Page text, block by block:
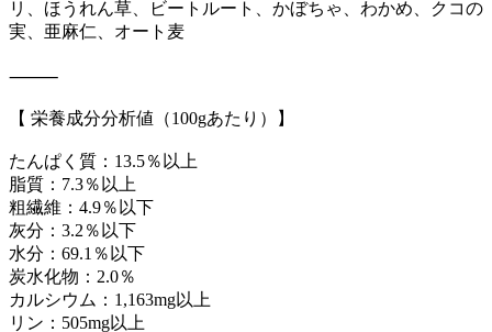
リ、ほうれん草、ビートルート、かぼちゃ、わかめ、クコの
実、亜麻仁、オート麦
⸻
【 栄養成分分析値（100gあたり）】
たんぱく質：13.5％以上
脂質：7.3％以上
粗繊維：4.9％以下
灰分：3.2％以下
水分：69.1％以下
炭水化物：2.0％
カルシウム：1,163mg以上
リン：505mg以上